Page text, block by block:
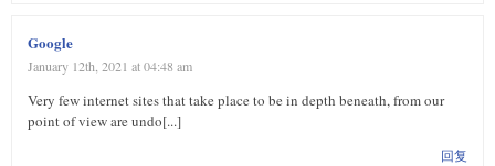
Google
January 12th, 2021 at 04:48 am
Very few internet sites that take place to be in depth beneath, from our
point of view are undo[...]
回复